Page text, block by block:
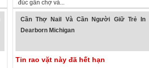
đúc gần chợ và...
Cần Thợ Nail Và Cần Người Giữ Trẻ In
Dearborn Michigan
Tin rao vặt này đã hết hạn